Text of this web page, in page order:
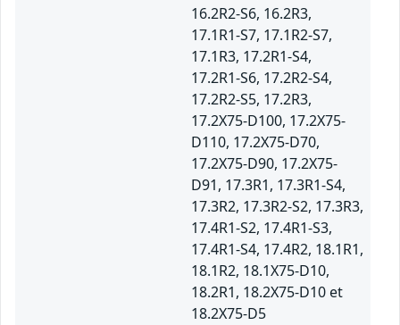
16.2R2-S6, 16.2R3,
17.1R1-S7, 17.1R2-S7,
17.1R3, 17.2R1-S4,
17.2R1-S6, 17.2R2-S4,
17.2R2-S5, 17.2R3,
17.2X75-D100, 17.2X75-
D110, 17.2X75-D70,
17.2X75-D90, 17.2X75-
D91, 17.3R1, 17.3R1-S4,
17.3R2, 17.3R2-S2, 17.3R3,
17.4R1-S2, 17.4R1-S3,
17.4R1-S4, 17.4R2, 18.1R1,
18.1R2, 18.1X75-D10,
18.2R1, 18.2X75-D10 et
18.2X75-D5